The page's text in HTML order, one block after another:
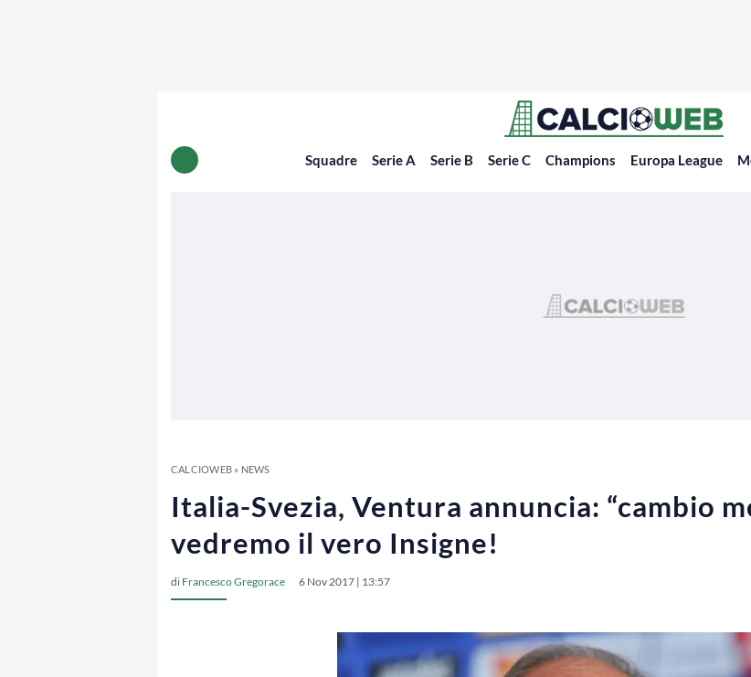
Squadre Serie A Serie B Serie C Champions Europa League
CALCIOWEB» NEWS
Italia-Svezia, Ventura annuncia: “cambio
vedremo il vero Insigne!
di Francesco Gregorace 6 Nov 2017 | 13:57